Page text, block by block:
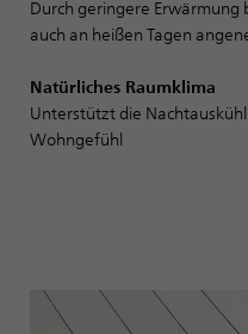
Durch geringere Erwärmung
auch an heißen Tagen
Natürliches Raumklima
Unterstützt die
Wohngefühl